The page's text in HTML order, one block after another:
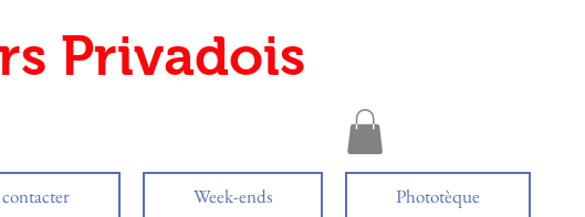
Privadois
Week-ends Phototèque